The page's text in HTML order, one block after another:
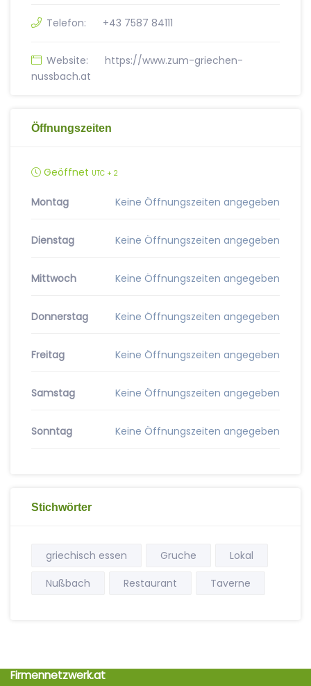
Telefon: +43 7587 84111
Website:
https://www.zum-griechen-
nussbach.at
Öffnungszeiten
Geöffnet UTC + 2
Montag Keine Öffnungszeiten angegeben
Dienstag Keine Öffnungszeiten angegeben
Mittwoch Keine Öffnungszeiten angegeben
Donnerstag Keine Öffnungszeiten angegeben
Freitag Keine Öffnungszeiten angegeben
Samstag Keine Öffnungszeiten angegeben
Sonntag Keine Öffnungszeiten angegeben
Stichwörter
griechisch essen Gruche
Lokal
Nußbach
Restaurant Taverne
Firmennetzwerk.at